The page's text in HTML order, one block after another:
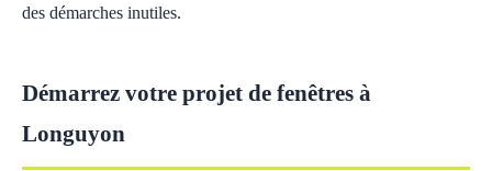
des démarches inutiles.
Démarrez votre projet de fenêtres à
Longuyon